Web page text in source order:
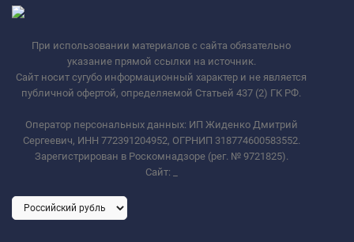
При использовании материалов с сайта обязательно
указание прямой ссылки на источник.
Сайт носит сугубо информационный характер и не является
публичной офертой, определяемой Статьей 437 (2) ГК РФ.
Оператор персональных данных: ИП Жиденко Дмитрий
Сергеевич, ИНН 772391204952, ОГРНИП 318774600583552.
Зарегистрирован в Роскомнадзоре (рег. № 9721825).
Сайт: